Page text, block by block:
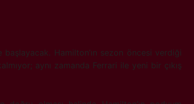
Hamilton’ın sezon öncesi verdiği
aynı zamanda Ferrari ile yeni bir çıkış